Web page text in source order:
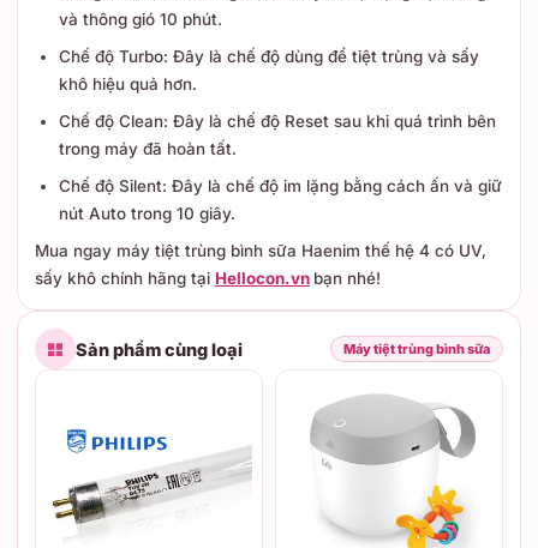
và thông gió 10 phút.
Chế độ Turbo: Đây là chế độ dùng để tiệt trùng và sấy
khô hiệu quả hơn.
Chế độ Clean: Đây là chế độ Reset sau khi quá trình bên
trong máy đã hoàn tất.
Chế độ Silent: Đây là chế độ im lặng bằng cách ấn và giữ
nút Auto trong 10 giây.
Mua ngay máy tiệt trùng bình sữa Haenim thế hệ 4 có UV,
sấy khô chính hãng tại Hellocon.vn bạn nhé!
Sản phẩm cùng loại Máy tiệt trùng bình sữa